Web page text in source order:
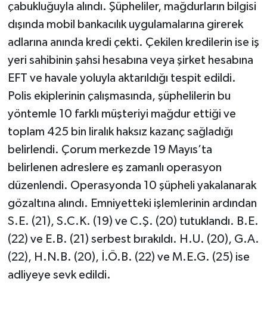
çabukluğuyla alındı. Şüpheliler, mağdurların bilgisi
dışında mobil bankacılık uygulamalarına girerek
adlarına anında kredi çekti. Çekilen kredilerin ise iş
yeri sahibinin şahsi hesabına veya şirket hesabına
EFT ve havale yoluyla aktarıldığı tespit edildi.
Polis ekiplerinin çalışmasında, şüphelilerin bu
yöntemle 10 farklı müşteriyi mağdur ettiği ve
toplam 425 bin liralık haksız kazanç sağladığı
belirlendi. Çorum merkezde 19 Mayıs’ta
belirlenen adreslere eş zamanlı operasyon
düzenlendi. Operasyonda 10 şüpheli yakalanarak
gözaltına alındı. Emniyetteki işlemlerinin ardından
S.E. (21), S.C.K. (19) ve C.Ş. (20) tutuklandı. B.E.
(22) ve E.B. (21) serbest bırakıldı. H.U. (20), G.A.
(22), H.N.B. (20), İ.Ö.B. (22) ve M.E.G. (25) ise
adliyeye sevk edildi.